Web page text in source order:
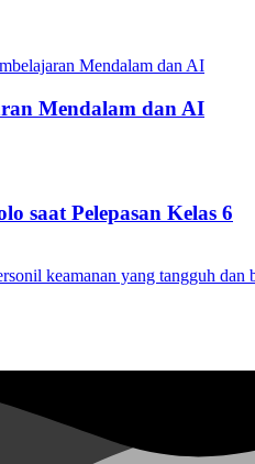
Mendalam dan AI
saat Pelepasan Kelas 6